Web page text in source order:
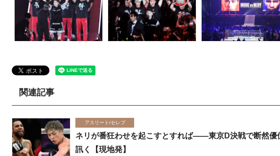
関連記事
アスリート/セレブ
ネリが番狂わせを起こすとすれば――東京D決戦で断然優
訊く【現地発】